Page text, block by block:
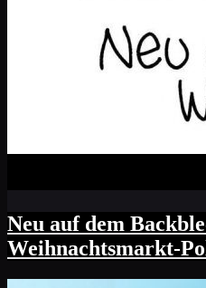
Neu auf dem
Weihnachtsmarkt-